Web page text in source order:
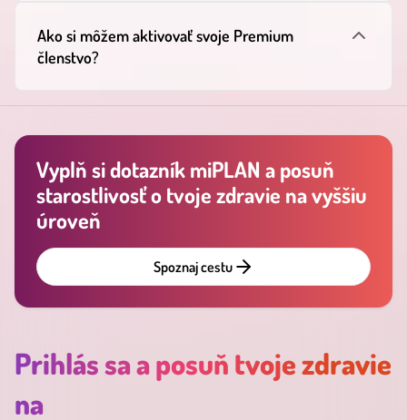
Ako si môžem aktivovať svoje Premium
členstvo?
Vyplň si dotazník miPLAN a posuň
starostlivosť o tvoje zdravie na vyššiu
úroveň
Spoznaj cestu
Prihlás sa a posuň tvoje zdravie
na